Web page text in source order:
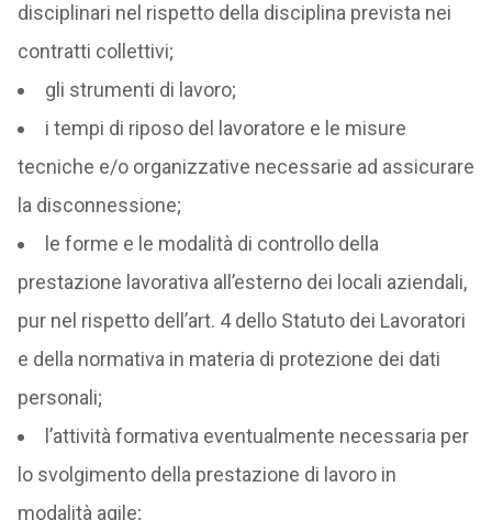
disciplinari nel rispetto della disciplina prevista nei
contratti collettivi;
gli strumenti di lavoro;
i tempi di riposo del lavoratore e le misure
tecniche e/o organizzative necessarie ad assicurare
la disconnessione;
le forme e le modalità di controllo della
prestazione lavorativa all’esterno dei locali aziendali,
pur nel rispetto dell’art. 4 dello Statuto dei Lavoratori
e della normativa in materia di protezione dei dati
personali;
l’attività formativa eventualmente necessaria per
lo svolgimento della prestazione di lavoro in
modalità agile;